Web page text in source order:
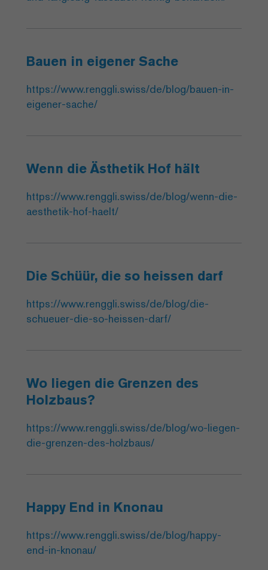
Bauen in eigener Sache
https://www.renggli.swiss/de/blog/bauen-in-
eigener-sache/
Wenn die Ästhetik Hof hält
https://www.renggli.swiss/de/blog/wenn-die-
aesthetik-hof-haelt/
Die Schüür, die so heissen darf
https://www.renggli.swiss/de/blog/die-
schueuer-die-so-heissen-darf/
Wo liegen die Grenzen des
Holzbaus?
https://www.renggli.swiss/de/blog/wo-liegen-
die-grenzen-des-holzbaus/
Happy End in Knonau
https://www.renggli.swiss/de/blog/happy-
end-in-knonau/